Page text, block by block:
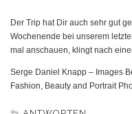
Der Trip hat Dir auch sehr gut
Wochenende bei unserem
mal anschauen, klingt nach
Serge Daniel Knapp – Images
Fashion, Beauty and Portrait